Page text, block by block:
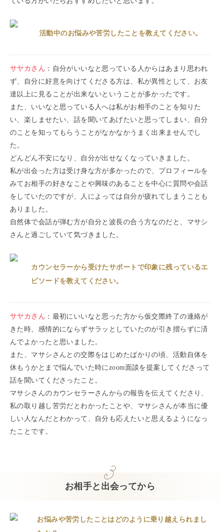
活動中のお悩みや苦労したことを教えてください。
サヤカ さん ： 自分がいいなと思っている人からはあまり思われ
ず、自分に好意を向けてくださる方は、私が異性として、お友
達以上に見ることが出来ないということが多かったです。
また、いいなと思っている人へは私がお相手のことを知りた
い、楽しませたい、話を聞いてあげたいと思ってしまい、自分
のことを知ってもらうことがなかなかうまく出来ませんでし
た。
どんどん不安になり、自分が出せなくなっていきました。
私が出会った方は受け身な方が多かったので、プロフィールを
みてお相手の好きなことや興味のあることを中心に質問や会話
をしていたのですが、人によっては自分が疲れてしまうことも
ありました。
自然体で会話が弾む方が自分と波長の合う方なのだと、マサシ
さんと過ごしていて気づきました。
カウンセラーから受けたサポートで印象に残っているエ
ピソードを教えてください。
サヤカ さん ： 最初にいいなと思った方から仮交際終了の連絡が
きた時、感情的にならずサラッとしていたのが引き摺らずに済
んでよかったと思いました。
また、マサシさんとの交際をはじめたばかりの頃、活動自体を
休もうかとまで悩んでいた時にzoom面談を提案してくださって
話を聞いてくださったこと。
マサシさんのカウンセラーさんからの報告を伝えてくださり、
私の取り越し苦労だとわかったことや、マサシさんが本当に優
しい人なんだとわかって、自分も応えたいと思えるようになっ
たことです。
お相手と出会ってから
お悩みや苦労したことはどのように乗り越えられまし